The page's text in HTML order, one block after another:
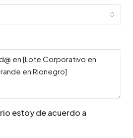
estoy de acuerdo a